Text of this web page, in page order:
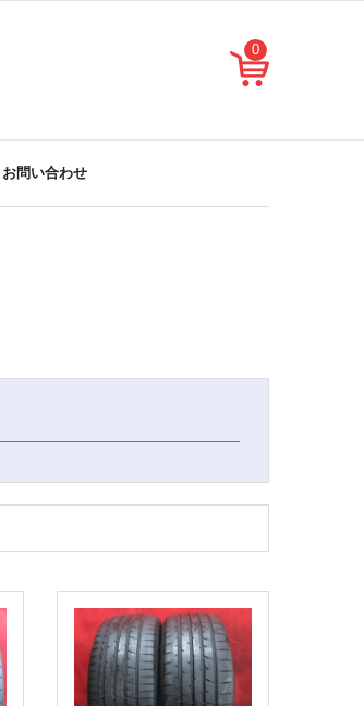
0
お問い合わせ